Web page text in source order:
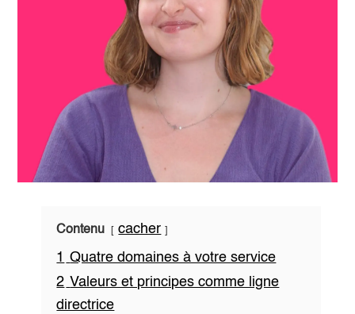
Contenu
cacher
1
Quatre domaines à votre service
2 Valeurs et principes comme ligne
directrice